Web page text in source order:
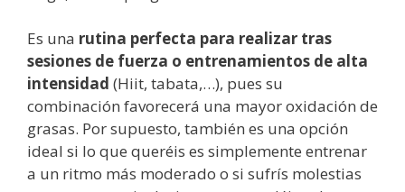
Es una rutina perfecta para realizar tras
sesiones de fuerza o entrenamientos de alta
intensidad (Hiit, tabata,…), pues su
combinación favorecerá una mayor oxidación de
grasas. Por supuesto, también es una opción
ideal si lo que queréis es simplemente entrenar
a un ritmo más moderado o si sufrís molestias